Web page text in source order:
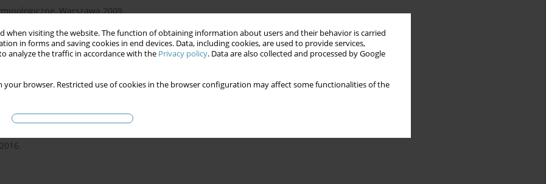
when visiting the website. The function of obtaining information about users and their behavior is carried
in forms and saving cookies in end devices. Data, including cookies, are used to provide services,
analyze the traffic in accordance with the Privacy policy. Data are also collected and processed by Google
your browser. Restricted use of cookies in the browser configuration may affect some functionalities of the
Warszawa 2009.
2004.
zakresu kontroli społecznej zjawiska, Warszawa 2016.